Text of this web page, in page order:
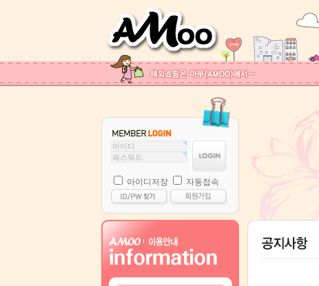
아이디저장 자동접속